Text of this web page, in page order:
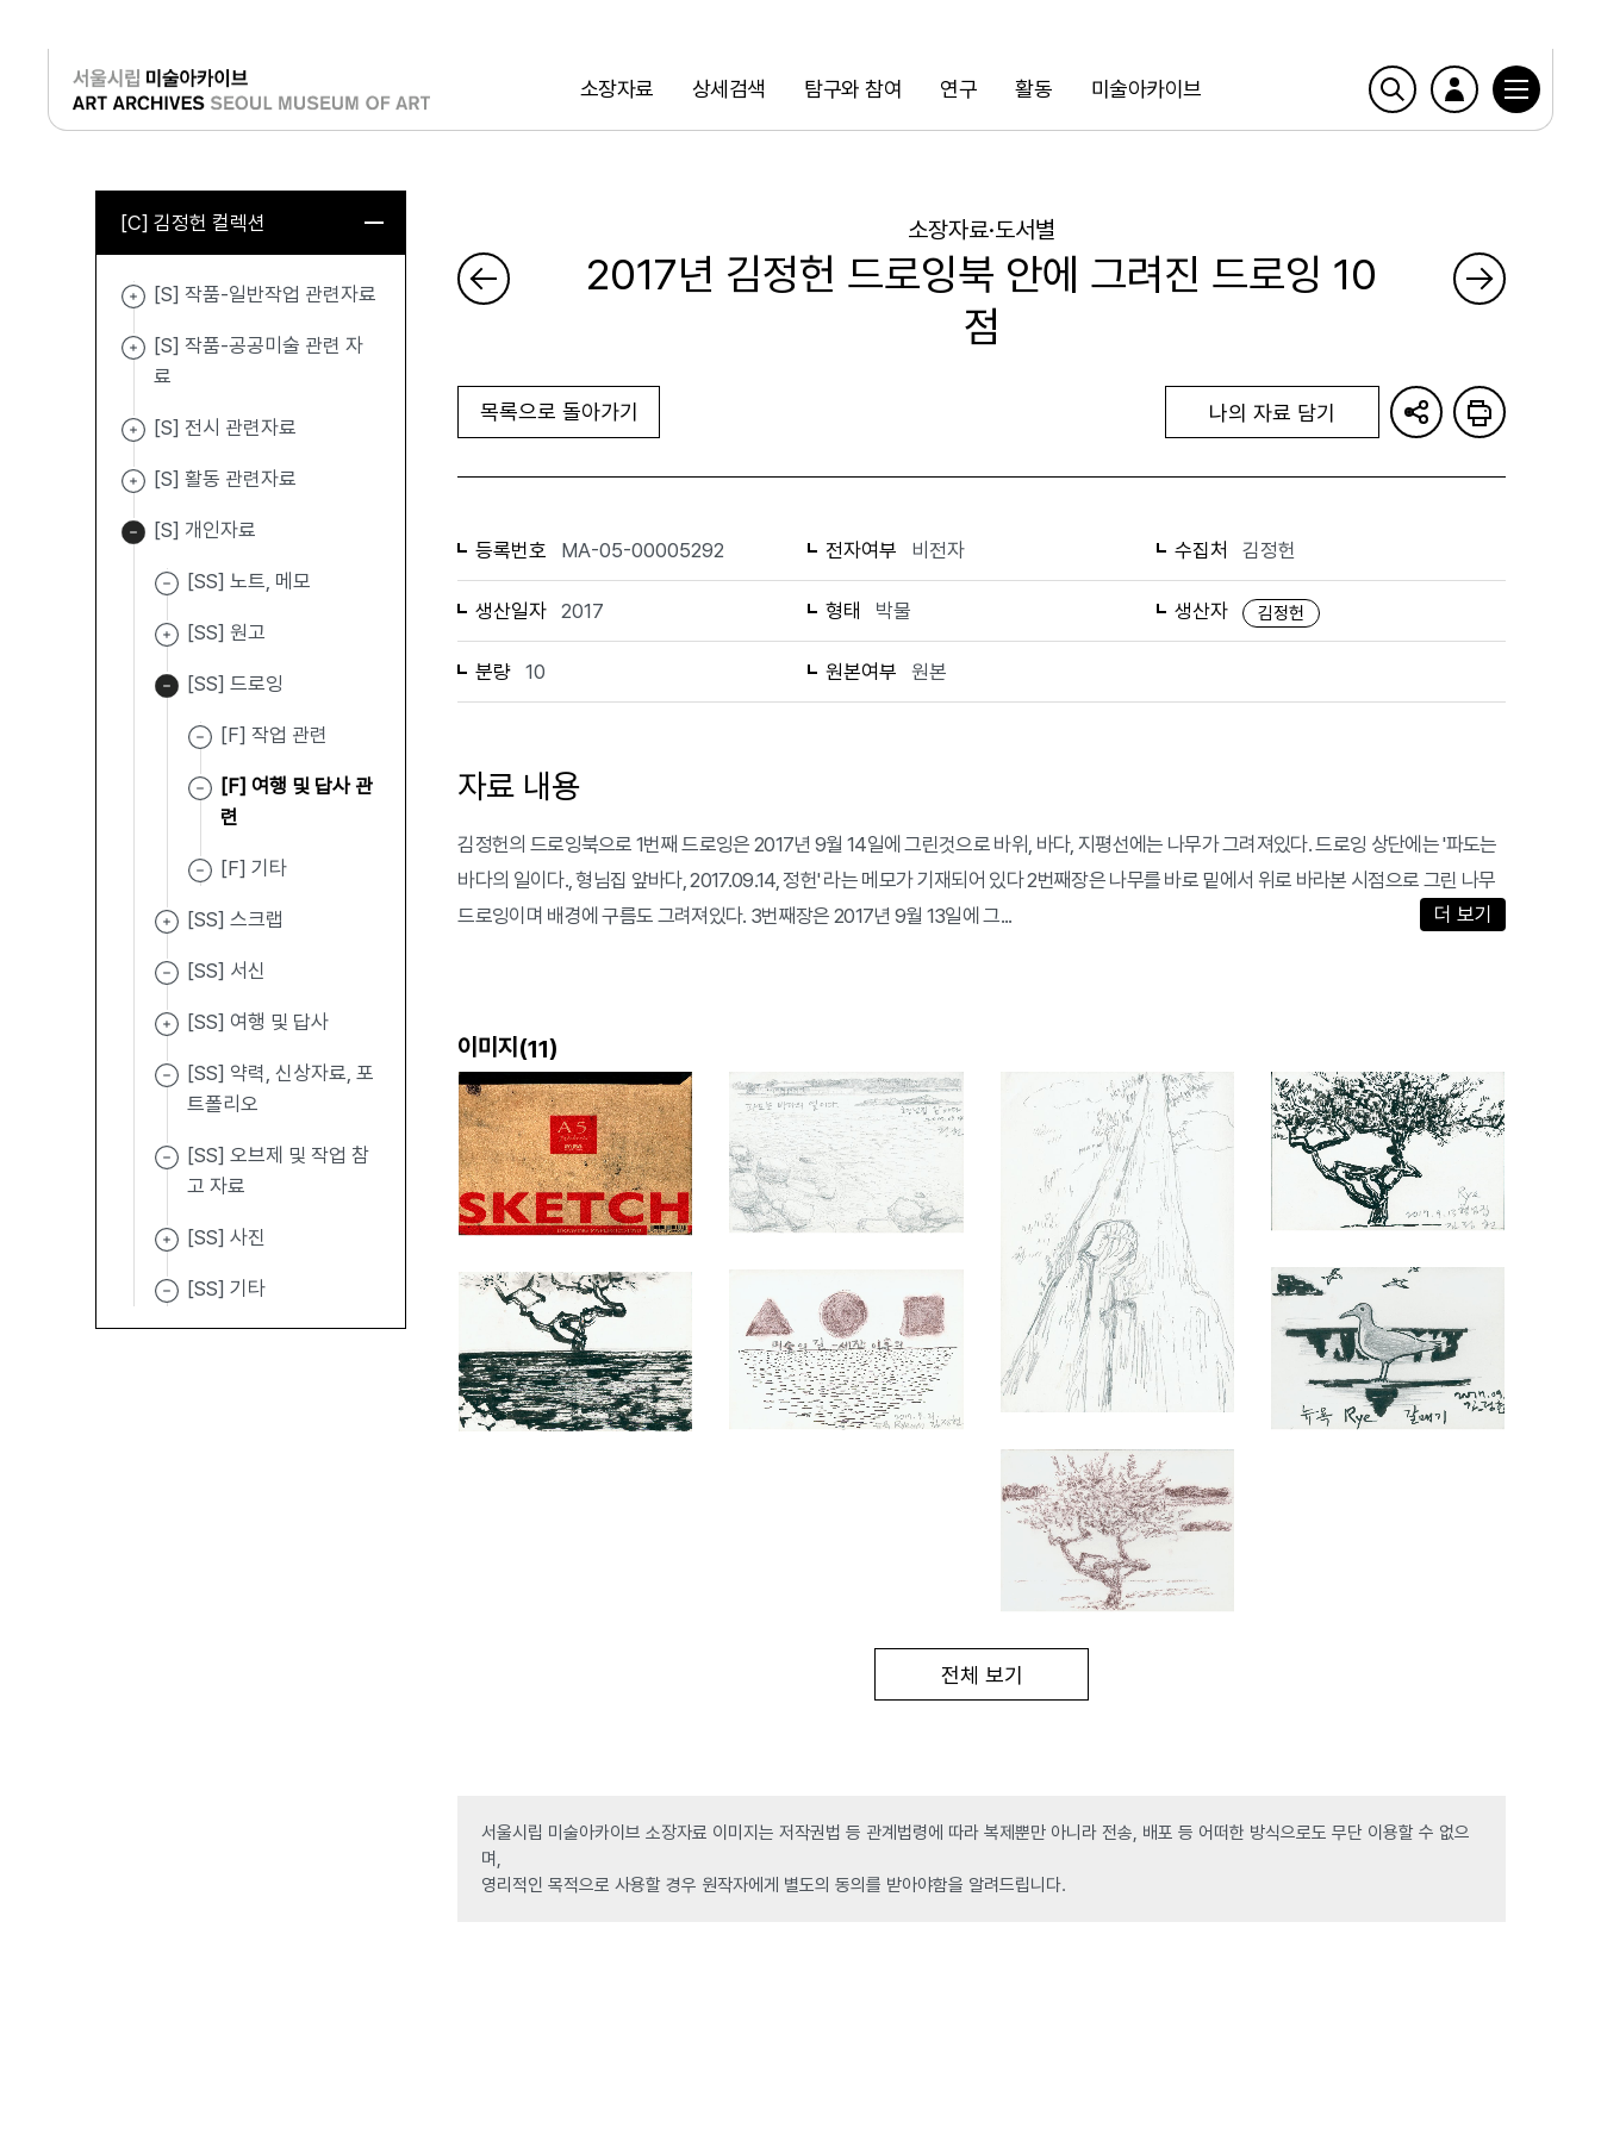
소장자료 상세검색 탐구와 참여 연구 활동 미술아카이브
검색
로그인
[C] 김정헌 컬렉션
[S] 작품-일반작업 관련자료
[S] 작품-공공미술 관련 자
료
[S] 전시 관련자료
[S] 활동 관련자료
[S] 개인자료
[SS] 노트, 메모
[SS] 원고
[SS] 드로잉
[F] 작업 관련
[F] 여행 및 답사 관
련
[F] 기타
[SS] 스크랩
[SS] 서신
[SS] 여행 및 답사
[SS] 약력, 신상자료, 포
트폴리오
[SS] 오브제 및 작업 참
고 자료
[SS] 사진
[SS] 기타
소장자료·도서별
2017년 김정헌 드로잉북 안에 그려진 드로잉 10
점
목록으로 돌아가기 나의 자료 담기
등록번호 MA-05-00005292 전자여부 비전자 수집처 김정헌
생산일자 2017 형태 박물 생산자 김정헌
분량 10 원본여부 원본
자료 내용
김정헌의 드로잉북으로 1번째 드로잉은 2017년 9월 14일에 그린것으로 바위, 바다, 지평선에는 나무가 그려져있다. 드로잉 상단에는 '파도는
바다의 일이다., 형님집 앞바다, 2017.09.14, 정헌' 라는 메모가 기재되어 있다 2번째장은 나무를 바로 밑에서 위로 바라본 시점으로 그린 나무
드로잉이며 배경에 구름도 그려져있다. 3번째장은 2017년 9월 13일에 그...
더 보기
이미지(11)
전체 보기
서울시립 미술아카이브 소장자료 이미지는 저작권법 등 관계법령에 따라 복제뿐만 아니라 전송, 배포 등 어떠한 방식으로도 무단 이용할 수 없으
며,
영리적인 목적으로 사용할 경우 원작자에게 별도의 동의를 받아야함을 알려드립니다.